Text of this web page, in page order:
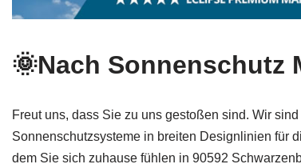
🌞Nach Sonnenschutz
Freut uns, dass Sie zu uns gestoßen sind. Wir
Sonnenschutzsysteme in breiten Designlinien für
dem Sie sich zuhause fühlen in 90592